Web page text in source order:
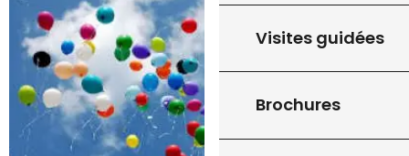
Visites guidées
Brochures